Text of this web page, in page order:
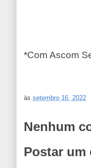
*Com Ascom
àssetembro 16, 2022
Nenhum
Postar um